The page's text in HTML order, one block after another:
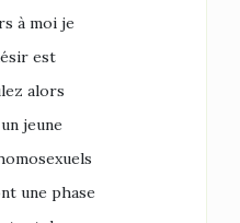
à moi je
est
alors
jeune
une phase